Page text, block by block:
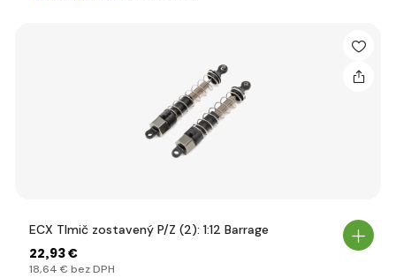
ECX Tlmič zostavený P/Z (2): 1:12 Barrage
22,93 €
18,64 € bez DPH